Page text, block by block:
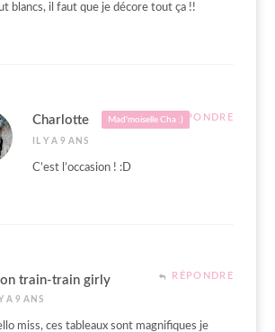
blancs, il faut que je décore tout ça !!
Charlotte Mad'moiselle Cha :)
IL Y A 9 ANS
RÉPONDRE
C’est l’occasion ! :D
train-train girly
Y A 9 ANS
RÉPONDRE
miss, ces tableaux sont magnifiques je